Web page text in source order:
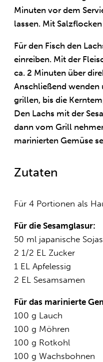
Minuten vor dem
lassen. Mit
Für den Fisch den
einreiben. Mit der
ca. 2 Minuten über
Anschließend wenden
grillen, bis die
Den Lachs mit der
dann vom Grill
marinierten Gemüse
Zutaten
Für 4 Portionen als
Für die Sesamglasur:
50 ml japanische
2 1/2 EL Zucker
1 EL Apfelessig
2 EL Sesamsamen
Für das marinierte
100 g Lauch
100 g Möhren
100 g Rotkohl
100 g Wachsbohnen